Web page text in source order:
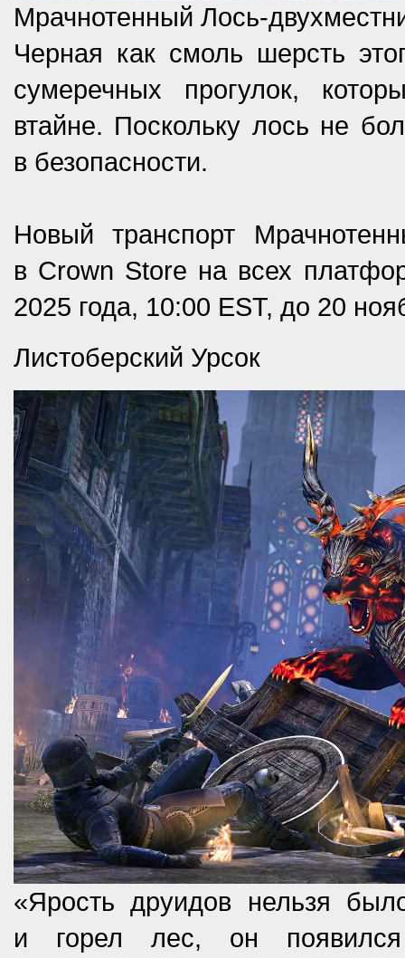
Мрачнотенный Лось-
Черная как смоль шерсть
сумеречных прогулок,
втайне. Поскольку лось не
в безопасности.
Новый транспорт
в Crown Store на всех
2025 года, 10:00 EST, до 20
Листоберский Урсок
«Ярость друидов нельзя
и горел лес, он